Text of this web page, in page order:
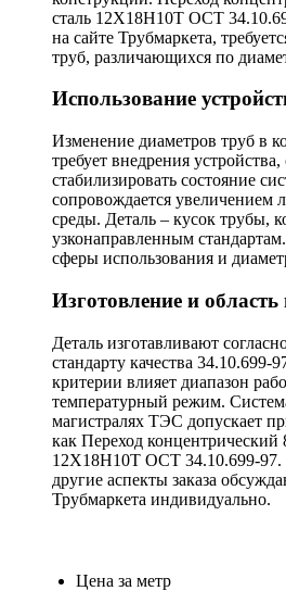
сталь 12Х18Н10Т ОСТ
на сайте Трубмаркета,
труб, различающихся по
Использование
Изменение диаметров труб в
требует внедрения
стабилизировать состояние
сопровождается увеличением
среды. Деталь – кусок трубы,
узконаправленным
сферы использования и
Изготовление и
Деталь изготавливают
стандарту качества 34.10.699-
критерии влияет диапазон
температурный режим.
магистралях ТЭС допускает
как Переход концентрический
12Х18Н10Т ОСТ 34.10.699-97.
другие аспекты заказа
Трубмаркета индивидуально.
Цена за метр